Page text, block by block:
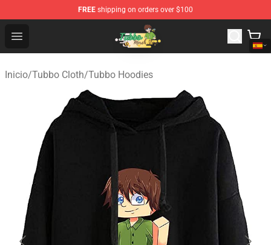
FREE shipping on orders over $100
Open menu
Tubbo Store - Official Tubbo Merchandise Shop
Inicio/Tubbo Cloth/Tubbo Hoodies